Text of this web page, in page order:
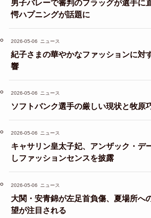
男子バレーで審判のフラッグが選手に
愕ハプニングが話題に
2026-05-06 ニュース
紀子さまの華やかなファッションに対
響
2026-05-06 ニュース
ソフトバンク選手の厳しい現状と牧原
2026-05-06 ニュース
キャサリン皇太子妃、アンザック・デ
しファッションセンスを披露
2026-05-06 ニュース
大関・安青錦が左足首負傷、夏場所へ
望が注目される